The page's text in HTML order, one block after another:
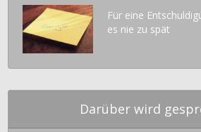
Für eine
es nie zu spät
Darüber wird